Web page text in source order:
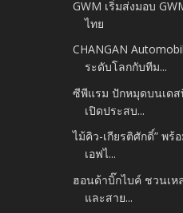
GWM เริ่มส่งมอบ
ไทย
CHANGAN
ระดับโลกกับทีม...
ซีพีแรม ปักหมุดบนเด
เปิดประสบ...
ไม้คิว-เกียรติศักดิ์” พ
เอฟไ...
ฮอนด้าบิ๊กไบค์ ชวนเห
และสาย...